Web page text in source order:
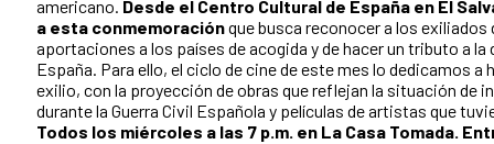
americano. Desde el Centro Cultural de España en El
a esta conmemoraciónque busca reconocer a los exiliados
aportaciones a los países de acogida y de hacer un tributo a la
España. Para ello, el ciclo de cine de este mes lo dedicamos a
exilio, con la proyección de obras que reflejan la situación de
durante la Guerra Civil Española y películas de artistas que
Todos los miércoles a las 7 p.m. en La Casa Tomada.